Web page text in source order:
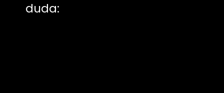
duda: